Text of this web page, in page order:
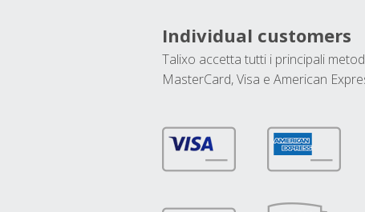
Individual customers
Talixo accetta tutti i principali
MasterCard, Visa e American